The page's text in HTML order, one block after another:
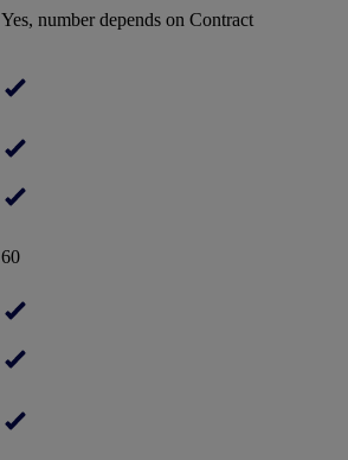
Yes, number depends on Contract
60